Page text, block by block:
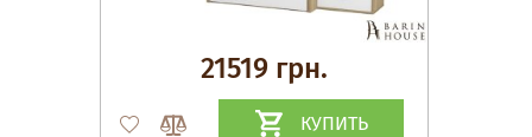
21519 грн.
КУПИТЬ